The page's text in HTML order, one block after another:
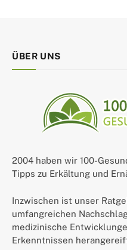
ÜBER UNS
2004 haben wir 100-
Tipps zu Erkältung und
Inzwischen ist unser
umfangreichen
medizinische
Erkenntnissen